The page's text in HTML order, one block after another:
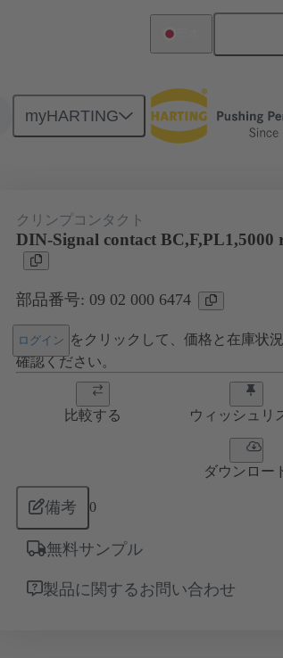
myHARTING
クリンプコンタクト
DIN-Signal contact BC,F,PL1,5000
部品番号: 09 02 000 6474
ログイン をクリックして、価格と在庫状
確認ください。
比較する ウィッシュリ
ダウンロー
備考 0
無料サンプル
製品に関するお問い合わせ